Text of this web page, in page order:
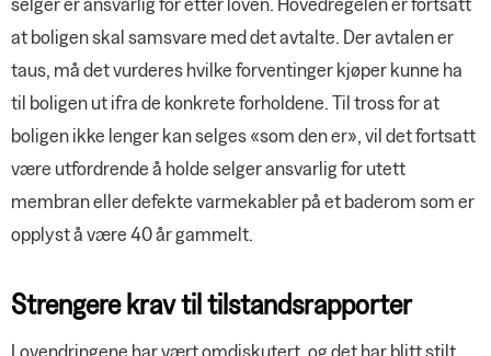
at boligen skal samsvare med det avtalte. Der avtalen er
taus, må det vurderes hvilke forventinger kjøper kunne ha
til boligen ut ifra de konkrete forholdene. Til tross for at
boligen ikke lenger kan selges «som den er», vil det fortsatt
være utfordrende å holde selger ansvarlig for utett
membran eller defekte varmekabler på et baderom som er
opplyst å være 40 år gammelt.
Strengere krav til tilstandsrapporter